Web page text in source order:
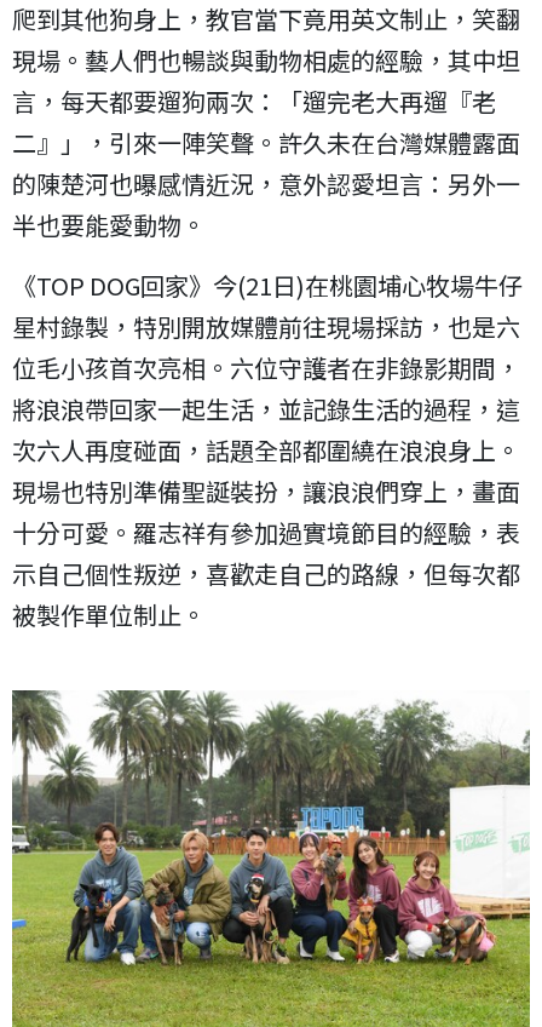
爬到其他狗身上，教官當下竟用英文制止，笑翻
現場。藝人們也暢談與動物相處的經驗，其中坦
言，每天都要遛狗兩次：「遛完老大再遛『老
二』」，引來一陣笑聲。許久未在台灣媒體露面
的陳楚河也曝感情近況，意外認愛坦言：另外一
半也要能愛動物。
《TOP DOG回家》今(21日)在桃園埔心牧場牛仔
星村錄製，特別開放媒體前往現場採訪，也是六
位毛小孩首次亮相。六位守護者在非錄影期間，
將浪浪帶回家一起生活，並記錄生活的過程，這
次六人再度碰面，話題全部都圍繞在浪浪身上。
現場也特別準備聖誕裝扮，讓浪浪們穿上，畫面
十分可愛。羅志祥有參加過實境節目的經驗，表
示自己個性叛逆，喜歡走自己的路線，但每次都
被製作單位制止。